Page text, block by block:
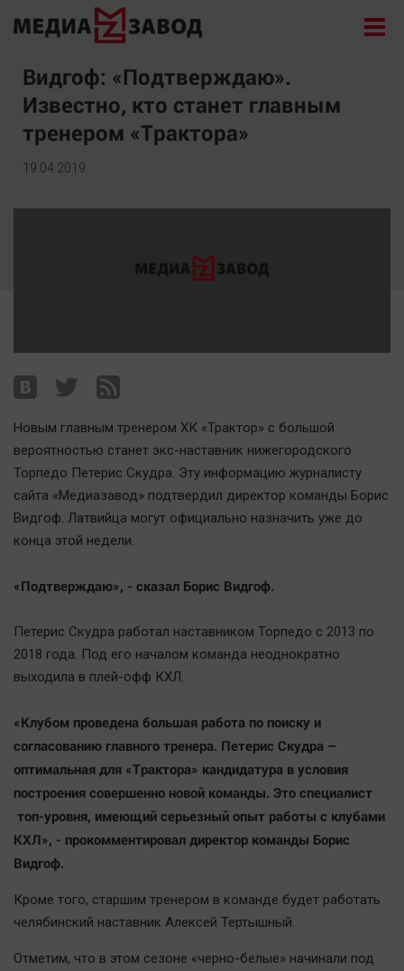
Новости
Экономика
Происшествия
Общество
Архив
Наша победа
Общество
Политика
Экономика
Происшествия
Культура
Мнения
Спорт
Hедвижимость
Образование
Автомобили
XX век: криминальные уроки
Медиаграмотность
Медицина
Видгоф: «Подтверждаю».
Известно, кто станет главным
тренером «Трактора»
19.04.2019
Новым главным тренером ХК «Трактор» с большой
вероятностью станет экс-наставник нижегородского
Торпедо Петерис Скудра. Эту информацию журналисту
сайта «Медиазавод» подтвердил директор команды Борис
Видгоф. Латвийца могут официально назначить уже до
конца этой недели.
«Подтверждаю», - сказал Борис Видгоф.
Петерис Скудра работал наставником Торпедо с 2013 по
2018 года. Под его началом команда неоднократно
выходила в плей-офф КХЛ.
«Клубом проведена большая работа по поиску и
согласованию главного тренера. Петерис Скудра –
оптимальная для «Трактора» кандидатура в условия
построения совершенно новой команды. Это специалист
топ-уровня, имеющий серьезный опыт работы с клубами
КХЛ», - прокомментировал директор команды Борис
Видгоф.
Кроме того, старшим тренером в команде будет работать
челябинский наставник Алексей Тертышный.
Отметим, что в этом сезоне «черно-белые» начинали под